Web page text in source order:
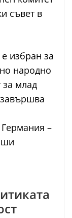
съвет в
избран за
народно
за млад
Германия –